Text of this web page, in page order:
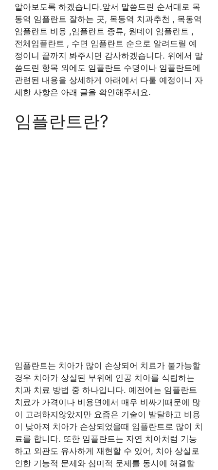
알아보도록 하겠습니다.앞서 말씀드린 순서대로 목
동역 임플란트 잘하는 곳, 목동역 치과추천 , 목동역
임플란트 비용 ,임플란트 종류, 원데이 임플란트 ,
전체임플란트 , 수면 임플란트 순으로 알려드릴 예
정이니 끝까지 봐주시면 감사하겠습니다. 위에서 말
씀드린 항목 외에도 임플란트 수명이나 임플란트에
관련된 내용을 상세하게 아래에서 다룰 예정이니 자
세한 사항은 아래 글을 확인해주세요.
임플란트란?
임플란트는 치아가 많이 손상되어 치료가 불가능할
경우 치아가 상실된 부위에 인공 치아를 식립하는
치과 치료 방법 중 하나입니다. 예전에는 임플란트
치료가 가격이나 비용면에서 매우 비싸기때문에 많
이 고려하지않았지만 요즘은 기술이 발달하고 비용
이 낮아져 치아가 손상되었을때 임플란트로 많이 치
료를 합니다. 또한 임플란트는 자연 치아처럼 기능
하고 외관도 유사하게 재현할 수 있어, 치아 상실로
인한 기능적 문제와 심미적 문제를 동시에 해결할